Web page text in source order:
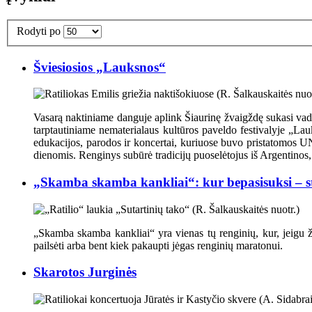
Rodyti po
Šviesiosios „Lauksnos“
Vasarą naktiniame danguje aplink Šiaurinę žvaigždę sukasi
tarptautiniame nematerialaus kultūros paveldo festivalyje
edukacijos, parodos ir koncertai, kuriuose buvo pristatomos
dienomis. Renginys subūrė tradicijų puoselėtojus iš
„Skamba skamba kankliai“: kur bepasisuksi –
„Skamba skamba kankliai“ yra vienas tų renginių, kur,
pailsėti arba bent kiek pakaupti jėgas renginių maratonui.
Skarotos Jurginės